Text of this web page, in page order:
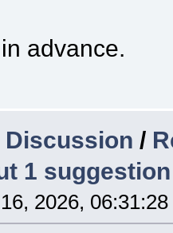
advance.
Discussion /
1
2026,